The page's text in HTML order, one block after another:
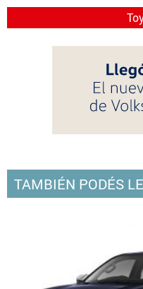
TAMBIÉN PODÉS